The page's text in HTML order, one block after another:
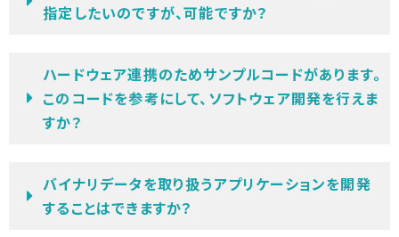
指定したいのですが、可能ですか？
ハードウェア連携のためサンプルコードがあります。
このコードを参考にして、ソフトウェア開発を行えま
すか？
バイナリデータを取り扱うアプリケーションを開発
することはできますか？